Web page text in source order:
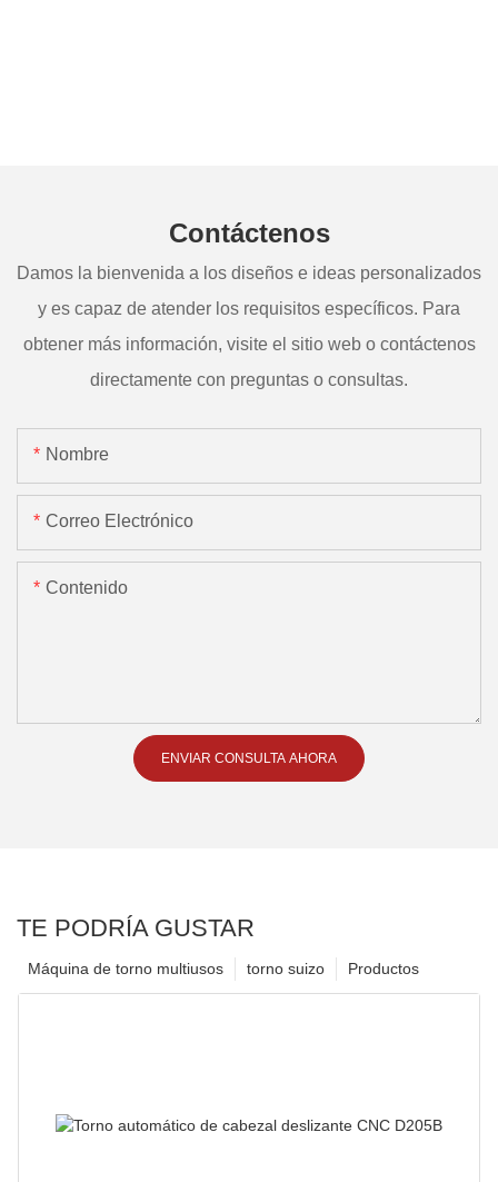
Contáctenos
Damos la bienvenida a los diseños e ideas personalizados
y es capaz de atender los requisitos específicos. Para
obtener más información, visite el sitio web o contáctenos
directamente con preguntas o consultas.
Nombre
Correo Electrónico
Contenido
ENVIAR CONSULTA AHORA
TE PODRÍA GUSTAR
Productos
torno suizo
Máquina de torno multiusos